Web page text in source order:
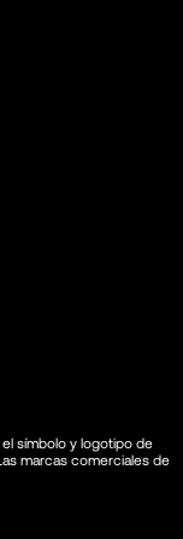
símbolo y logotipo de
marcas comerciales de